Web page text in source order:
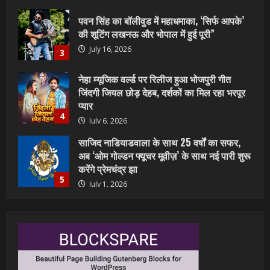
4
नेहा म्यूजिक वर्ल्ड पर रिलीज हुआ भोजपुरी गीत
जिंदगी जियल छोड़ देहब, दर्शकों का मिल रहा भरपूर
प्यार
5
साजिद नाडियाडवाला के साथ 25 वर्षों का सफर,
अब ‘ओम गोल्डन फ्यूचर मूवीज़’ के साथ नई पारी शुरू
करेंगे प्रेमचंद्र झा
July 1, 2026
1
शिवानी सिंह का नया बोलबम गीत तोहरे के मांगिला
जानु हुआ रिलीज, दर्शकों का मिल रहा भरपूर प्यार
July 23, 2026
2
शूटिंग
July 20, 2026